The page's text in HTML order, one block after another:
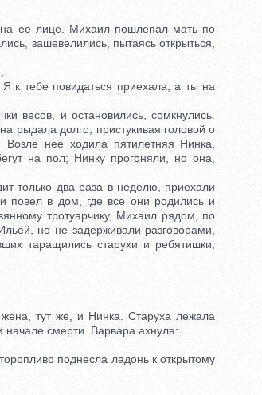
ее лице. Михаил пошлепал мать по
зашевелились, пытаясь открыться,
тебе повидаться приехала, а ты на
весов, и остановились, сомкнулись.
рыдала долго, пристукивая головой о
нее ходила пятилетняя Нинка,
на пол; Нинку прогоняли, но она,
только два раза в неделю, приехали
повел в дом, где все они родились и
тротуарчику, Михаил рядом, по
но не задерживали разговорами,
таращились старухи и ребятишки,
тут же, и Нинка. Старуха лежала
смерти. Варвара ахнула:
поднесла ладонь к открытому